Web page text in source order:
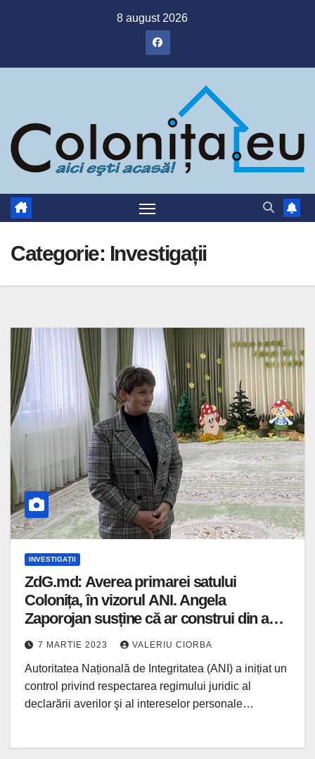
8 august 2026
Categorie: Investigații
INVESTIGAȚII
ZdG.md: Averea primarei satului
Colonița, în vizorul ANI. Angela
Zaporojan susține că ar construi din anul
2019 o casă, deși ZdG a scris despre
7 MARTIE 2023 VALERIU CIORBA
Autoritatea Națională de Integritatea (ANI) a inițiat un
control privind respectarea regimului juridic al
declarării averilor şi al intereselor personale…